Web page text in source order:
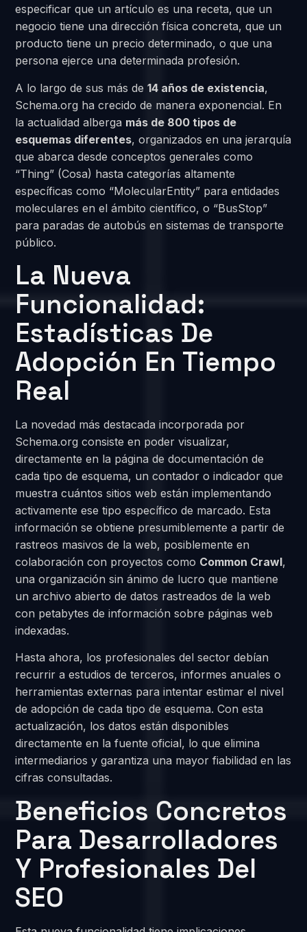
especificar que un artículo es una receta, que un
negocio tiene una dirección física concreta, que un
producto tiene un precio determinado, o que una
persona ejerce una determinada profesión.
A lo largo de sus más de14 años de existencia,
Schema.org ha crecido de manera exponencial. En
la actualidad alberga más de 800 tipos de
esquemas diferentes, organizados en una jerarquía
que abarca desde conceptos generales como
“Thing” (Cosa) hasta categorías altamente
específicas como “MolecularEntity” para entidades
moleculares en el ámbito científico, o “BusStop”
para paradas de autobús en sistemas de transporte
público.
La Nueva
Funcionalidad:
Estadísticas De
Adopción En Tiempo
Real
La novedad más destacada incorporada por
Schema.org consiste en poder visualizar,
directamente en la página de documentación de
cada tipo de esquema, un contador o indicador que
muestra cuántos sitios web están implementando
activamente ese tipo específico de marcado. Esta
información se obtiene presumiblemente a partir de
rastreos masivos de la web, posiblemente en
colaboración con proyectos como Common Crawl,
una organización sin ánimo de lucro que mantiene
un archivo abierto de datos rastreados de la web
con petabytes de información sobre páginas web
indexadas.
Hasta ahora, los profesionales del sector debían
recurrir a estudios de terceros, informes anuales o
herramientas externas para intentar estimar el nivel
de adopción de cada tipo de esquema. Con esta
actualización, los datos están disponibles
directamente en la fuente oficial, lo que elimina
intermediarios y garantiza una mayor fiabilidad en las
cifras consultadas.
Beneficios Concretos
Para Desarrolladores
Y Profesionales Del
SEO